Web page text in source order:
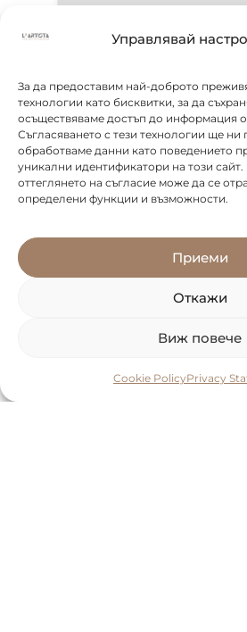
Управлявай
За да предоставим най-доброто
технологии като бисквитки, за да
осъществяваме достъп до информация
Съгласяването с тези технологии ще ни
обработваме данни като поведението
уникални идентификатори на този
оттеглянето на съгласие може да се
определени функции и възможности.
Приеми
Откажи
Виж повече
Cookie PolicyPrivacy